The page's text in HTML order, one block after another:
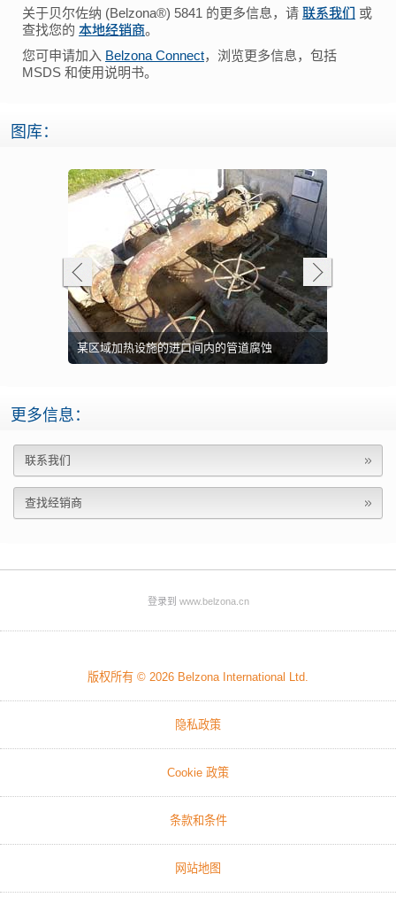
关于贝尔佐纳 (Belzona®) 5841 的更多信息，请 联系我们 或
查找您的 本地经销商。
您可申请加入 Belzona Connect，浏览更多信息，包括
MSDS 和使用说明书。
图库：
某区域加热设施的进口间内的管道腐蚀
更多信息：
联系我们
查找经销商
登录到 www.belzona.cn
版权所有 © 2026 Belzona International Ltd.
隐私政策
Cookie 政策
条款和条件
网站地图